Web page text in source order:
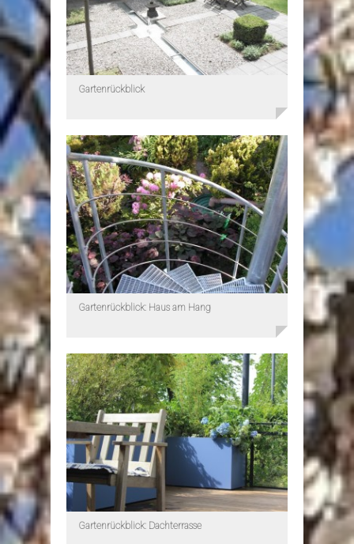
Gartenrückblick
Gartenrückblick: Haus am Hang
Gartenrückblick: Dachterrasse